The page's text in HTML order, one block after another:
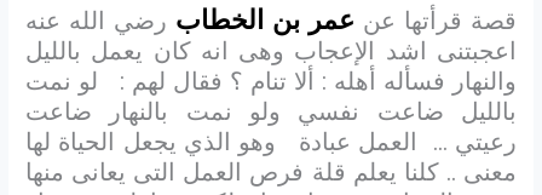
قصة قرأتها عن عمر بن الخطاب رضي الله عنه
اعجبتنى اشد الإعجاب وهى انه كان يعمل بالليل
والنهار فسأله أهله : ألا تنام ؟ فقال لهم : لو نمت
بالليل ضاعت نفسي ولو نمت بالنهار ضاعت
رعيتي … العمل عبادة وهو الذي يجعل الحياة لها
معنى .. كلنا يعلم قلة فرص العمل التى يعانى منها